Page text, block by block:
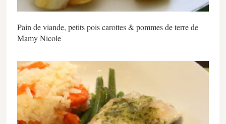
Pain de viande, petits pois carottes & pommes de terre de
Mamy Nicole